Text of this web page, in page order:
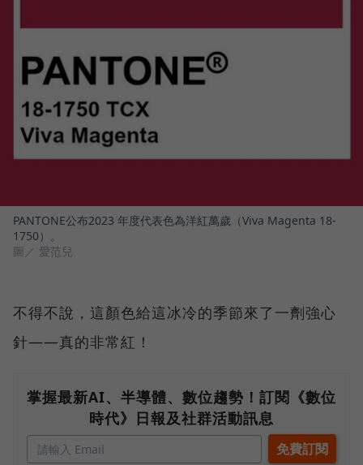
PANTONE公布2023 年度代表色為洋紅萬歲（Viva Magenta 18-
1750）。
圖／ 愛范兒
不得不說，這顏色給這冰冷的季節來了一劑強心
針——真的非常紅！
掌握最新AI、半導體、數位趨勢！訂閱《數位
時代》日報及社群活動訊息